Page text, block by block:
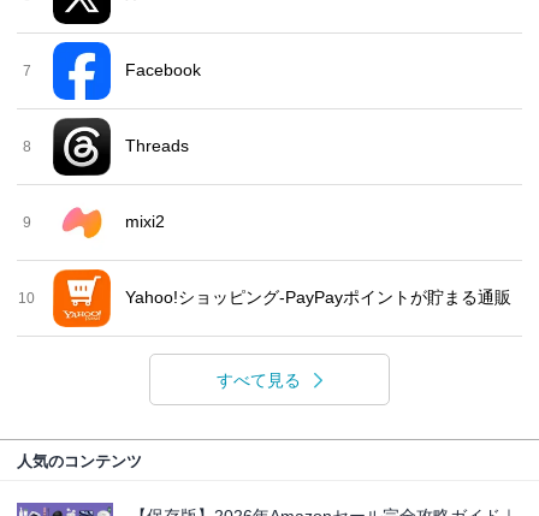
7 Facebook
8 Threads
9 mixi2
10 Yahoo!ショッピング-PayPayポイントが貯まる通販
すべて見る
人気のコンテンツ